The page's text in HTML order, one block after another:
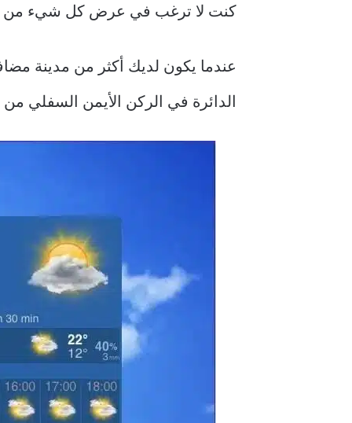
كنت لا ترغب في عرض كل شيء من
عندما يكون لديك أكثر من مدينة
الدائرة في الركن الأيمن السفلي